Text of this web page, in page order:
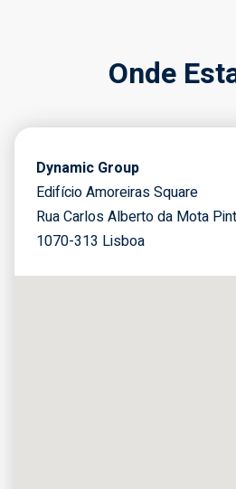
Onde
Dynamic Group
Edifício Amoreiras Square
Rua Carlos Alberto da Mota
1070-313 Lisboa